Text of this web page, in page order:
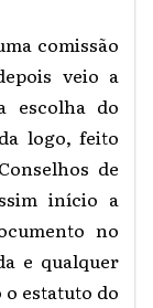
comissão
veio a
escolha do
logo, feito
de
início a
no
e qualquer
estatuto do